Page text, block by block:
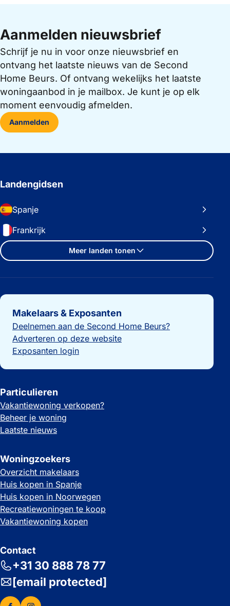
Aanmelden nieuwsbrief
Schrijf je nu in voor onze nieuwsbrief en
ontvang het laatste nieuws van de Second
Home Beurs. Of ontvang wekelijks het laatste
woningaanbod in je mailbox. Je kunt je op elk
moment eenvoudig afmelden.
Aanmelden
Landengidsen
Spanje
Frankrijk
Meer landen tonen
Belangrijke links
Makelaars & Exposanten
Deelnemen aan de Second Home Beurs?
Adverteren op deze website
Exposanten login
Particulieren
Vakantiewoning verkopen?
Beheer je woning
Laatste nieuws
Woningzoekers
Overzicht makelaars
Huis kopen in Spanje
Huis kopen in Noorwegen
Recreatiewoningen te koop
Vakantiewoning kopen
Contact
+31 30 888 78 77
[email protected]